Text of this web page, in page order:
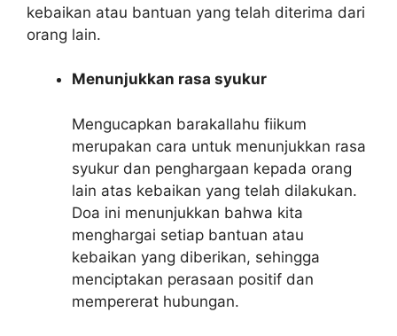
kebaikan atau bantuan yang telah diterima dari
orang lain.
Menunjukkan rasa syukur
Mengucapkan barakallahu fiikum
merupakan cara untuk menunjukkan rasa
syukur dan penghargaan kepada orang
lain atas kebaikan yang telah dilakukan.
Doa ini menunjukkan bahwa kita
menghargai setiap bantuan atau
kebaikan yang diberikan, sehingga
menciptakan perasaan positif dan
mempererat hubungan.